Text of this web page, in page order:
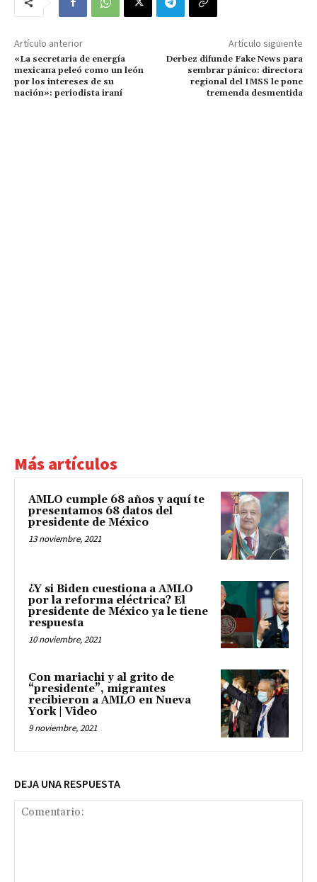
Artículo anterior
«La secretaria de energía
mexicana peleó como un león
por los intereses de su
nación»: periodista iraní
Artículo siguiente
Derbez difunde Fake News para
sembrar pánico: directora
regional del IMSS le pone
tremenda desmentida
Más artículos
AMLO cumple 68 años y aquí te
presentamos 68 datos del
presidente de México
13 noviembre, 2021
¿Y si Biden cuestiona a AMLO
por la reforma eléctrica? El
presidente de México ya le tiene
respuesta
10 noviembre, 2021
Con mariachi y al grito de
“presidente”, migrantes
recibieron a AMLO en Nueva
York | Video
9 noviembre, 2021
DEJA UNA RESPUESTA